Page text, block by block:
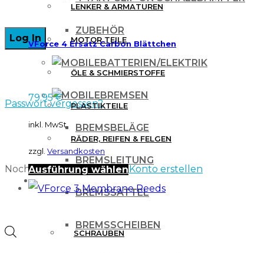
ZUBEHÖR
BATTERIEN/ELEKTRIK
BREMSEN
BREMSBELÄGE
BREMSLEITUNG
BREMSSATTEL
BREMSSCHEIBEN
Passwort vergessen?
Noch kein Kundenkonto?Konto erstellen
Products
LENKER & ARMATUREN
MOTOR TEILE
ÖLE & SCHMIERSTOFFE
PLASTIKTEILE
RÄDER, REIFEN & FELGEN
WERKZEUG & ZUBEHÖR
SCHRAUBEN
VForce 4 Ersatz Carbon Blättchen
79.95€
inkl. MwSt.
zzgl. Versandkosten
Ausführung wählen Dieses
Produkt
mehrere